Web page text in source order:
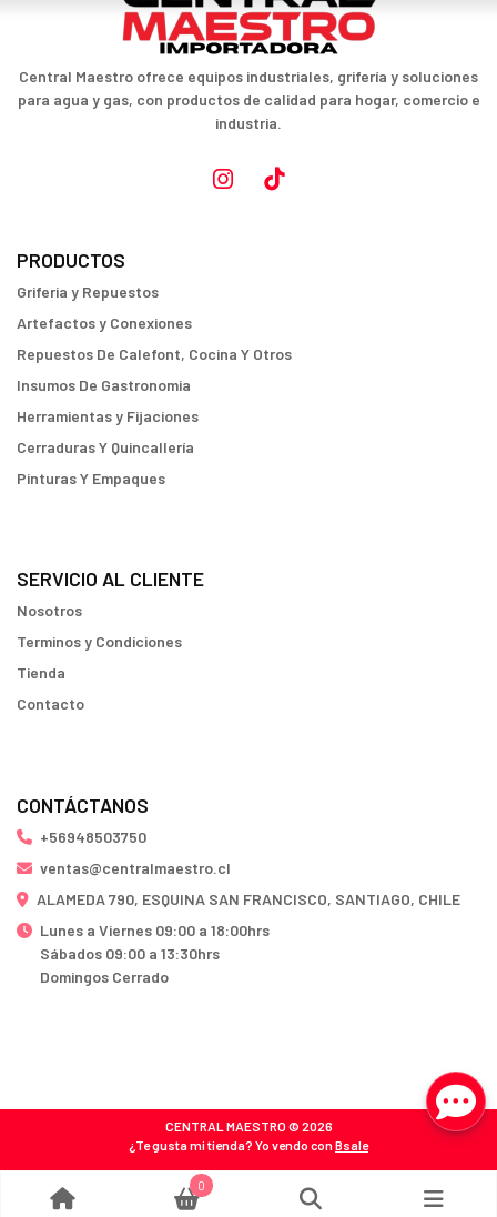
Central Maestro ofrece equipos industriales, grifería y soluciones
para agua y gas, con productos de calidad para hogar, comercio e
industria.
PRODUCTOS
Griferia y Repuestos
Artefactos y Conexiones
Repuestos De Calefont, Cocina Y Otros
Insumos De Gastronomia
Herramientas y Fijaciones
Cerraduras Y Quincallería
Pinturas Y Empaques
SERVICIO AL CLIENTE
Nosotros
Terminos y Condiciones
Tienda
Contacto
CONTÁCTANOS
+56948503750
ventas@centralmaestro.cl
ALAMEDA 790, ESQUINA SAN FRANCISCO, SANTIAGO, CHILE
Lunes a Viernes 09:00 a 18:00hrs
Sábados 09:00 a 13:30hrs
Domingos Cerrado
CENTRAL MAESTRO © 2026
¿Te gusta mi tienda? Yo vendo conBsale
0